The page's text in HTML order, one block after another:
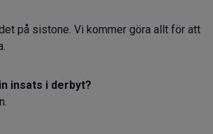
på sistone. Vi kommer göra allt för att
insats i derbyt?